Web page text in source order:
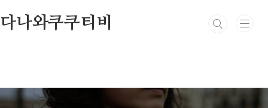
다나와쿠쿠티비